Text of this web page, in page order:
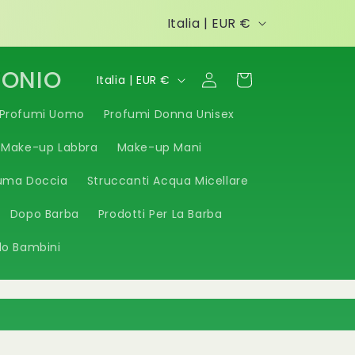
P
a
e
s
/
A
r
g
e
Italia | EUR €
Profumi Uomo Profumi Donna Unisex
Make-up Labbra Make-up Mani
Doccia Struccanti Acqua Micellare
Dopo Barba Prodotti Per La Barba
Bambini
P
s
e
/
r
e
a
Italia | EUR € Accedi Carrello